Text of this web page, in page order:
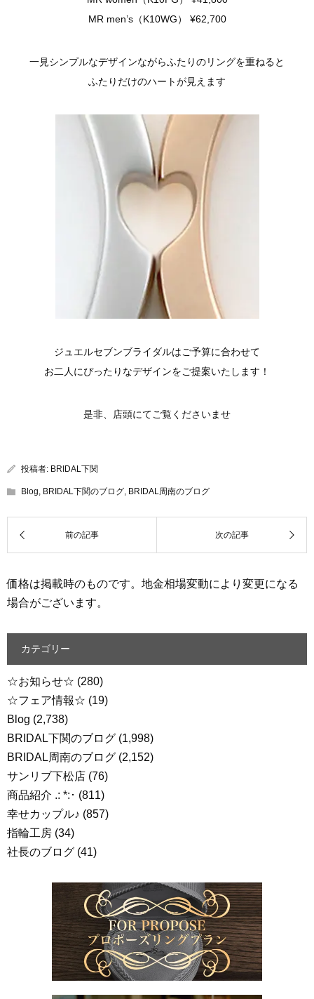
MR men’s（K10WG） ¥62,700
一見シンプルなデザインながらふたりのリングを重ねると
ふたりだけのハートが見えます
ジュエルセブンブライダルはご予算に合わせて
お二人にぴったりなデザインをご提案いたします！
是非、店頭にてご覧くださいませ
投稿者: BRIDAL下関
Blog, BRIDAL下関のブログ, BRIDAL周南のブログ
価格は掲載時のものです。地金相場変動により変更になる
場合がございます。
カテゴリー
☆お知らせ☆ (280)
☆フェア情報☆ (19)
Blog (2,738)
BRIDAL下関のブログ (1,998)
BRIDAL周南のブログ (2,152)
サンリブ下松店 (76)
商品紹介 .: *:･ (811)
幸せカップル♪ (857)
指輪工房 (34)
社長のブログ (41)